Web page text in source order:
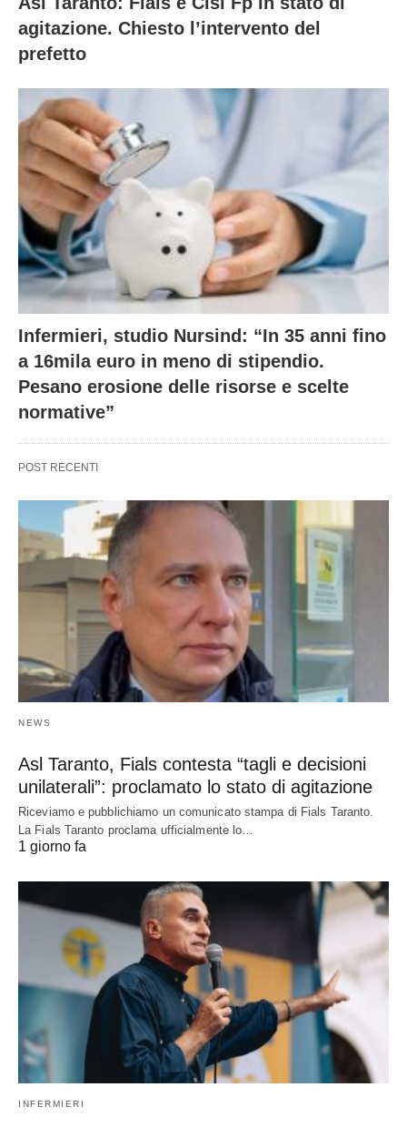
agitazione. Chiesto l’intervento del
prefetto
Infermieri, studio Nursind: “In 35 anni fino
a 16mila euro in meno di stipendio.
Pesano erosione delle risorse e scelte
normative”
POST RECENTI
NEWS
Asl Taranto, Fials contesta “tagli e decisioni
unilaterali”: proclamato lo stato di agitazione
Riceviamo e pubblichiamo un comunicato stampa di Fials Taranto.
La Fials Taranto proclama ufficialmente lo…
1 giorno fa
INFERMIERI